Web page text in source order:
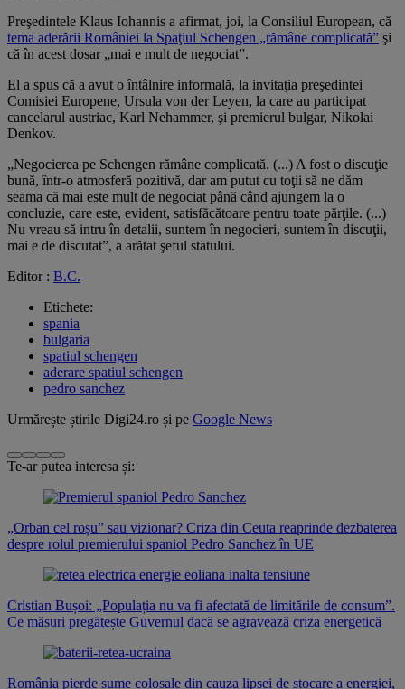
Preşedintele Klaus Iohannis a afirmat, joi, la Consiliul European, că
tema aderării României la Spaţiul Schengen „rămâne complicată” şi
că în acest dosar „mai e mult de negociat”.
El a spus că a avut o întâlnire informală, la invitaţia preşedintei
Comisiei Europene, Ursula von der Leyen, la care au participat
cancelarul austriac, Karl Nehammer, şi premierul bulgar, Nikolai
Denkov.
„Negocierea pe Schengen rămâne complicată. (...) A fost o discuţie
bună, într-o atmosferă pozitivă, dar am putut cu toţii să ne dăm
seama că mai este mult de negociat până când ajungem la o
concluzie, care este, evident, satisfăcătoare pentru toate părţile. (...)
Nu vreau să intru în detalii, suntem în negocieri, suntem în discuţii,
mai e de discutat”, a arătat şeful statului.
Editor : B.C.
Etichete:
spania
bulgaria
spatiul schengen
aderare spatiul schengen
pedro sanchez
Urmărește știrile Digi24.ro și pe Google News
Te-ar putea interesa și:
„Orban cel roșu” sau vizionar? Criza din Ceuta reaprinde dezbaterea
despre rolul premierului spaniol Pedro Sanchez în UE
Cristian Bușoi: „Populația nu va fi afectată de limitările de consum”.
Ce măsuri pregătește Guvernul dacă se agravează criza energetică
România pierde sume colosale din cauza lipsei de stocare a energiei,